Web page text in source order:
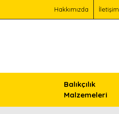
Hakkımızda İletişim
Balıkçılık
Malzemeleri